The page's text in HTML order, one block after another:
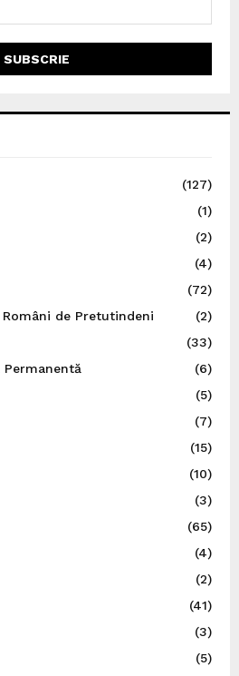
(127)
(1)
(2)
(4)
(72)
de Pretutindeni
(2)
(33)
(6)
(5)
(7)
(15)
(10)
(3)
(65)
(4)
(2)
(41)
(3)
(5)